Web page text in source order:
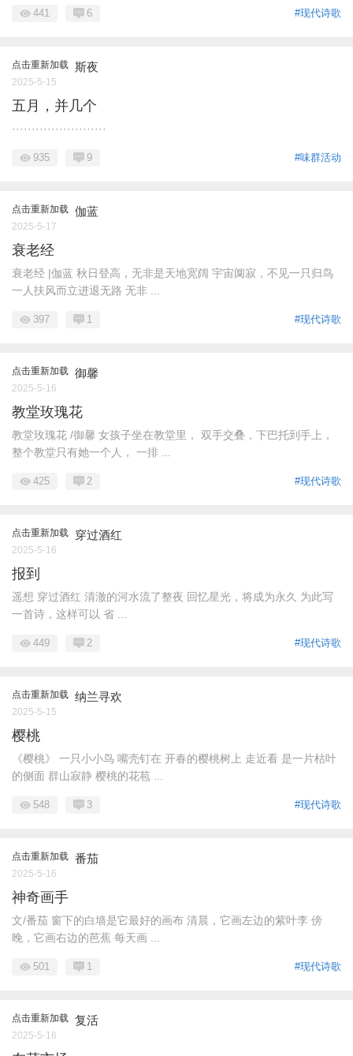
#现代诗歌
441 6
点击重新加载 斯夜
2025-5-15
五月，并几个
························
#味群活动
935 9
点击重新加载 伽蓝
2025-5-17
衰老经
衰老经 |伽蓝 秋日登高，无非是天地宽阔 宇宙阒寂，不见一只归鸟
一人扶风而立进退无路 无非 ...
#现代诗歌
397 1
点击重新加载 御馨
2025-5-16
教堂玫瑰花
教堂玫瑰花 /御馨 女孩子坐在教堂里， 双手交叠，下巴托到手上，
整个教堂只有她一个人， 一排 ...
#现代诗歌
425 2
点击重新加载 穿过酒红
2025-5-16
报到
遥想 穿过酒红 清澈的河水流了整夜 回忆星光，将成为永久 为此写
一首诗，这样可以 省 ...
#现代诗歌
449 2
点击重新加载 纳兰寻欢
2025-5-15
樱桃
《樱桃》 一只小小鸟 嘴壳钉在 开春的樱桃树上 走近看 是一片枯叶
的侧面 群山寂静 樱桃的花苞 ...
#现代诗歌
548 3
点击重新加载 番茄
2025-5-16
神奇画手
文/番茄 窗下的白墙是它最好的画布 清晨，它画左边的紫叶李 傍
晚，它画右边的芭蕉 每天画 ...
#现代诗歌
501 1
点击重新加载 复活
2025-5-16